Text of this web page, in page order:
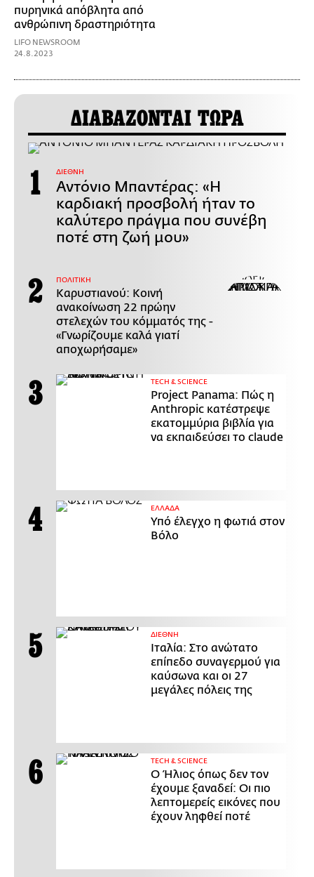
πυρηνικά απόβλητα από
ανθρώπινη δραστηριότητα
LIFO NEWSROOM
24.8.2023
ΔΙΑΒΑΖΟΝΤΑΙ ΤΩΡΑ
ΔΙΕΘΝΗ
Αντόνιο Μπαντέρας: «Η
καρδιακή προσβολή ήταν το
καλύτερο πράγμα που συνέβη
ποτέ στη ζωή μου»
ΠΟΛΙΤΙΚΗ
Καρυστιανού: Κοινή
ανακοίνωση 22 πρώην
στελεχών του κόμματός της -
«Γνωρίζουμε καλά γιατί
αποχωρήσαμε»
ΤECH & SCIENCE
Project Panama: Πώς η
Anthropic κατέστρεψε
εκατομμύρια βιβλία για
να εκπαιδεύσει το claude
ΕΛΛΑΔΑ
Υπό έλεγχο η φωτιά στον
Βόλο
ΔΙΕΘΝΗ
Ιταλία: Στο ανώτατο
επίπεδο συναγερμού για
καύσωνα και οι 27
μεγάλες πόλεις της
ΤECH & SCIENCE
Ο Ήλιος όπως δεν τον
έχουμε ξαναδεί: Οι πιο
λεπτομερείς εικόνες που
έχουν ληφθεί ποτέ